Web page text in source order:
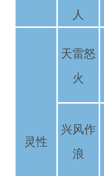
人
灵性
天雷怒
火
兴风作
浪